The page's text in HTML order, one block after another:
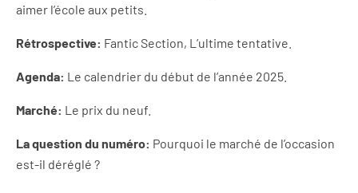
aimer l’école aux petits.
Rétrospective: Fantic Section, L’ultime tentative.
Agenda: Le calendrier du début de l’année 2025.
Marché: Le prix du neuf.
La question du numéro: Pourquoi le marché de l’occasion
est-il déréglé ?